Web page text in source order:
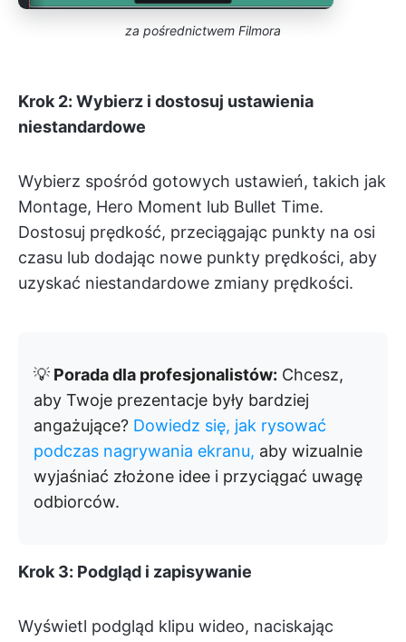
za pośrednictwem Filmora
Krok 2: Wybierz i dostosuj ustawienia
niestandardowe
Wybierz spośród gotowych ustawień, takich jak
Montage, Hero Moment lub Bullet Time.
Dostosuj prędkość, przeciągając punkty na osi
czasu lub dodając nowe punkty prędkości, aby
uzyskać niestandardowe zmiany prędkości.
💡 Porada dla profesjonalistów: Chcesz,
aby Twoje prezentacje były bardziej
angażujące? Dowiedz się, jak rysować
podczas nagrywania ekranu, aby wizualnie
wyjaśniać złożone idee i przyciągać uwagę
odbiorców.
Krok 3: Podgląd i zapisywanie
Wyświetl podgląd klipu wideo, naciskając